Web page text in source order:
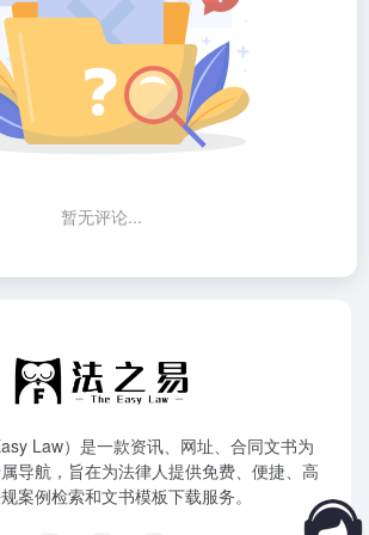
暂无评论...
Law）是一款资讯、网址、合同文书为
导航，旨在为法律人提供免费、便捷、高
案例检索和文书模板下载服务。